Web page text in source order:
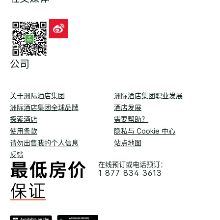
公司
关于洲际酒店集团
洲际酒店集团职业发展
洲际酒店集团全球品牌
酒店发展
探索酒店
需要帮助？
使用条款
隐私与 Cookie 中心
请勿出售我的个人信息
站点地图
反馈
在线预订或电话预订：
1 877 834 3613